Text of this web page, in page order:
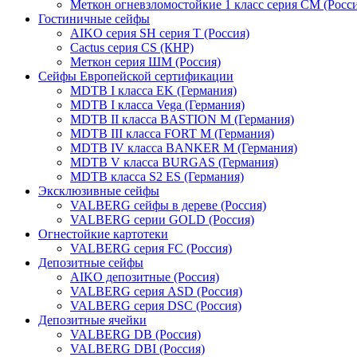
Меткон огневзломостойкие 1 класс серия СМ
Гостиничные сейфы
AIKO серия SH серия Т (Россия)
Cactus серия CS (КНР)
Меткон серия ШМ (Россия)
Сейфы Европейской сертификации
MDTB I класса EK (Германия)
MDTB I класса Vega (Германия)
MDTB II класса BASTION M (Германия)
MDTB III класса FORT M (Германия)
MDTB IV класса BANKER M (Германия)
MDTB V класса BURGAS (Германия)
MDTB класса S2 ES (Германия)
Эксклюзивные сейфы
VALBERG сейфы в дереве (Россия)
VALBERG серии GOLD (Россия)
Огнестойкие картотеки
VALBERG серия FC (Россия)
Депозитные сейфы
AIKO депозитные (Россия)
VALBERG серия ASD (Россия)
VALBERG серия DSC (Россия)
Депозитные ячейки
VALBERG DB (Россия)
VALBERG DBI (Россия)